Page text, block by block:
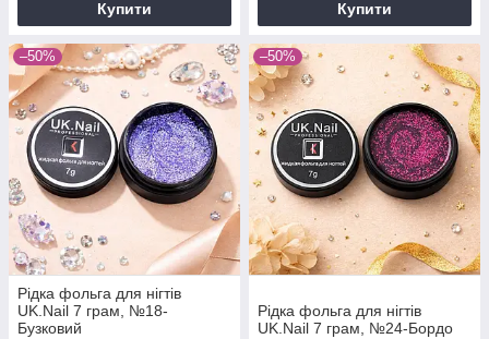
Купити Купити
–50%
Рідка фольга для нігтів
UK.Nail 7 грам, №18-
Бузковий
–50%
Рідка фольга для нігтів
UK.Nail 7 грам, №24-Бордо